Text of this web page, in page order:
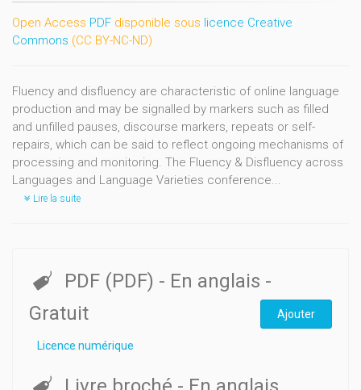
Open Access PDF disponible sous licence Creative
Commons (CC BY-NC-ND)
Fluency and disfluency are characteristic of online language
production and may be signalled by markers such as filled
and unfilled pauses, discourse markers, repeats or self-
repairs, which can be said to reflect ongoing mechanisms of
processing and monitoring. The Fluency & Disfluency across
Languages and Language Varieties conference...
Lire la suite
PDF (PDF) - En anglais -
Gratuit
Ajouter
Licence numérique